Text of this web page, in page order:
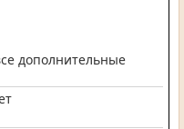
дополнительные